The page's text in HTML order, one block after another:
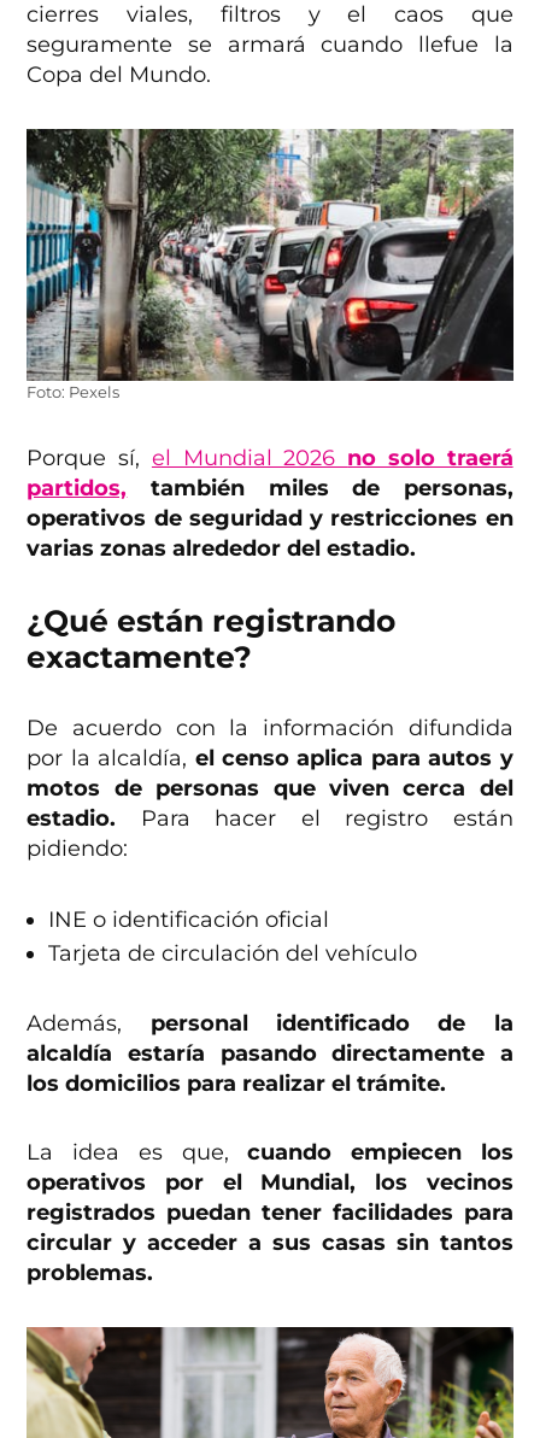
cierres viales, filtros y el caos que
seguramente se armará cuando llefue la
Copa del Mundo.
Foto: Pexels
Porque sí, el Mundial 2026 no solo traerá
partidos, también miles de personas,
operativos de seguridad y restricciones en
varias zonas alrededor del estadio.
¿Qué están registrando
exactamente?
De acuerdo con la información difundida
por la alcaldía, el censo aplica para autos y
motos de personas que viven cerca del
estadio. Para hacer el registro están
pidiendo:
INE o identificación oficial
Tarjeta de circulación del vehículo
Además, personal identificado de la
alcaldía estaría pasando directamente a
los domicilios para realizar el trámite.
La idea es que,cuando empiecen los
operativos por el Mundial, los vecinos
registrados puedan tener facilidades para
circular y acceder a sus casas sin tantos
problemas.